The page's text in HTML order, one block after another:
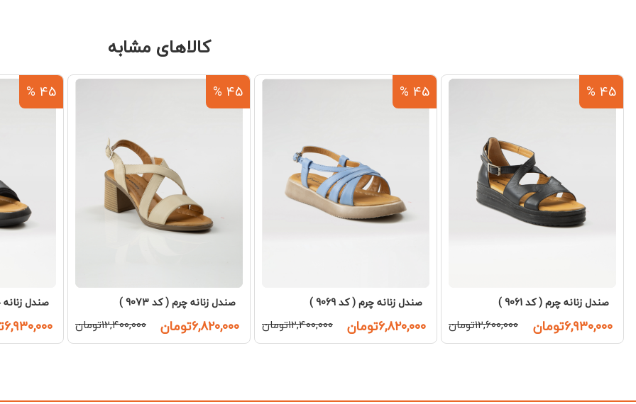
کالاهای مشابه
45 %
صندل زنانه چرم ( کد 9061 )
۶,۹۳۰,۰۰۰تومان ۱۲,۶۰۰,۰۰۰تومان
45 %
صندل زنانه چرم ( کد 9069 )
۶,۸۲۰,۰۰۰تومان ۱۲,۴۰۰,۰۰۰تومان
45 %
صندل زنانه چرم ( کد 9073 )
۶,۸۲۰,۰۰۰تومان ۱۲,۴۰۰,۰۰۰تومان
45 %
صندل زنانه
۶,۹۳۰,۰۰۰تومان